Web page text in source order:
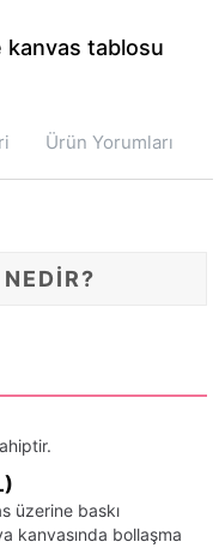
kanvas tablosu
Ürün Yorumları
üzerine baskı
kanvasında bollaşma